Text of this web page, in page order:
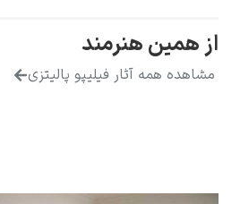
هنرمند
همه آثار فیلیپو پالیتزی